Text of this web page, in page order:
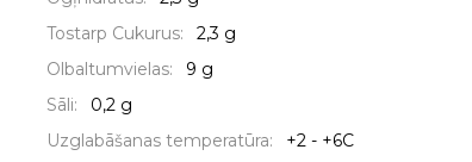
Tostarp Cukurus:
2,3 g
Olbaltumvielas:
9 g
Sāli:
0,2 g
Uzglabāšanas temperatūra:
+2 - +6C